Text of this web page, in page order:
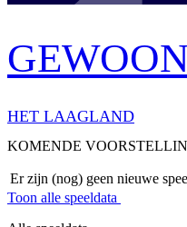
HET LAAGLAND
KOMENDE
Er zijn (nog) geen nieuwe
Toon alle speeldata